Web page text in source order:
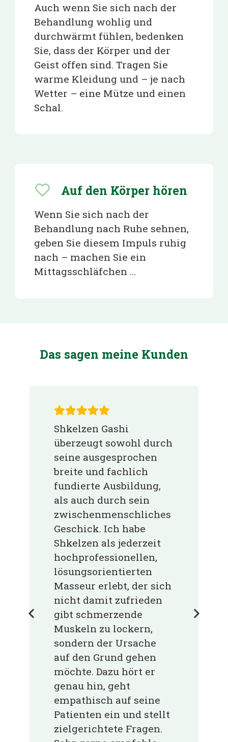
Auch wenn Sie sich nach der
Behandlung wohlig und
durchwärmt fühlen, bedenken
Sie, dass der Körper und der
Geist offen sind. Tragen Sie
warme Kleidung und – je nach
Wetter – eine Mütze und einen
Schal.
Auf den Körper hören
Wenn Sie sich nach der
Behandlung nach Ruhe sehnen,
geben Sie diesem Impuls ruhig
nach – machen Sie ein
Mittagsschläfchen …
Das sagen meine Kunden
Shkelzen Gashi
überzeugt sowohl durch
seine ausgesprochen
breite und fachlich
fundierte Ausbildung,
als auch durch sein
zwischenmenschliches
Geschick. Ich habe
Shkelzen als jederzeit
hochprofessionellen,
lösungsorientierten
Masseur erlebt, der sich
nicht damit zufrieden
gibt schmerzende
Muskeln zu lockern,
sondern der Ursache
auf den Grund gehen
möchte. Dazu hört er
genau hin, geht
empathisch auf seine
Patienten ein und stellt
zielgerichtete Fragen.